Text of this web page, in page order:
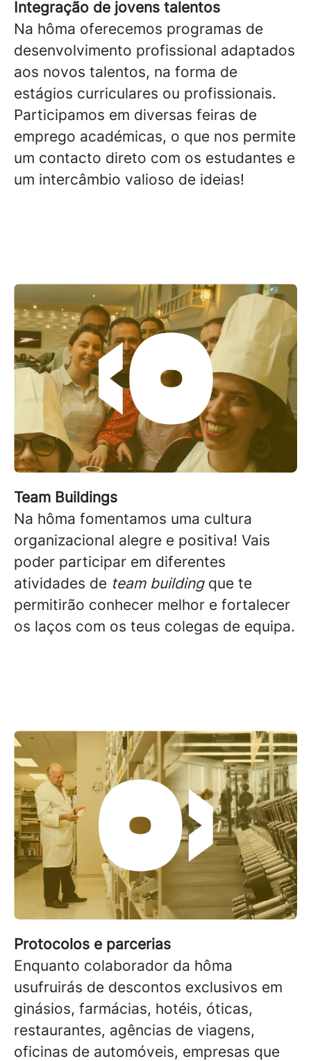
Integração de jovens talentos
Na hôma oferecemos programas de
desenvolvimento profissional adaptados
aos novos talentos, na forma de
estágios curriculares ou profissionais.
Participamos em diversas feiras de
emprego académicas, o que nos permite
um contacto direto com os estudantes e
um intercâmbio valioso de ideias!
Team Buildings
Na hôma fomentamos uma cultura
organizacional alegre e positiva! Vais
poder participar em diferentes
atividades de team buildingque te
permitirão conhecer melhor e fortalecer
os laços com os teus colegas de equipa.
Protocolos e parcerias
Enquanto colaborador da hôma
usufruirás de descontos exclusivos em
ginásios, farmácias, hotéis, óticas,
restaurantes, agências de viagens,
oficinas de automóveis, empresas que